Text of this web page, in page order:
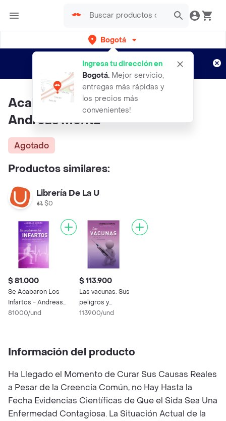
Bogotá
Ingresa tu dirección en
Bogotá. Mejor servicio,
entregas más rápidas y
los precios más
convenientes!
envíos gratis por semanas
Aplican TyC
Acabar Con el Mito Del Sida -
Andreas Moritz
Agotado
Productos similares:
Librería De La U
$0
$ 81.000
Se Acabaron Los
Infartos - Andreas
Moritz
81000/und
$ 113.900
Las vacunas. Sus
peligros y
consecuencias
113900/und
Información del producto
Ha Llegado el Momento de Curar Sus Causas Reales
a Pesar de la Creencia Común, no Hay Hasta la
Fecha Evidencias Científicas de Que el Sida Sea Una
Enfermedad Contagiosa. La Situación Actual de la